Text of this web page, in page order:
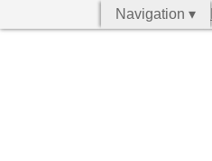
Navigation ▾